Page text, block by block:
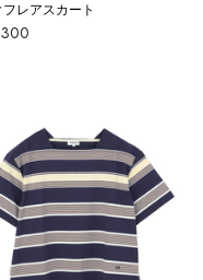
フレアスカート